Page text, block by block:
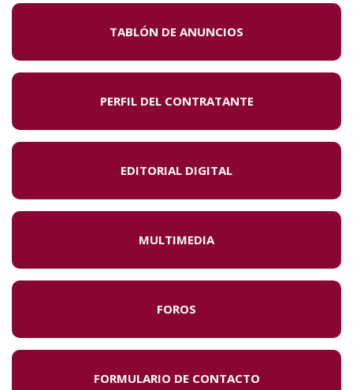
TABLÓN DE ANUNCIOS
PERFIL DEL CONTRATANTE
EDITORIAL DIGITAL
MULTIMEDIA
FOROS
FORMULARIO DE CONTACTO